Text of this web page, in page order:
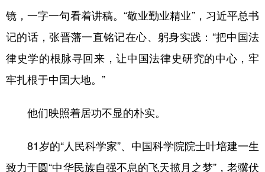
镜，一字一句看着讲稿。“敬业勤业精业”，习近平总书
记的话，张晋藩一直铭记在心、躬身实践：“把中国法
律史学的根脉寻回来，让中国法律史研究的中心，牢
牢扎根于中国大地。”
他们映照着居功不显的朴实。
81岁的“人民科学家”、中国科学院院士叶培建一生
致力于圆“中华民族自强不息的飞天揽月之梦”，老骥伏